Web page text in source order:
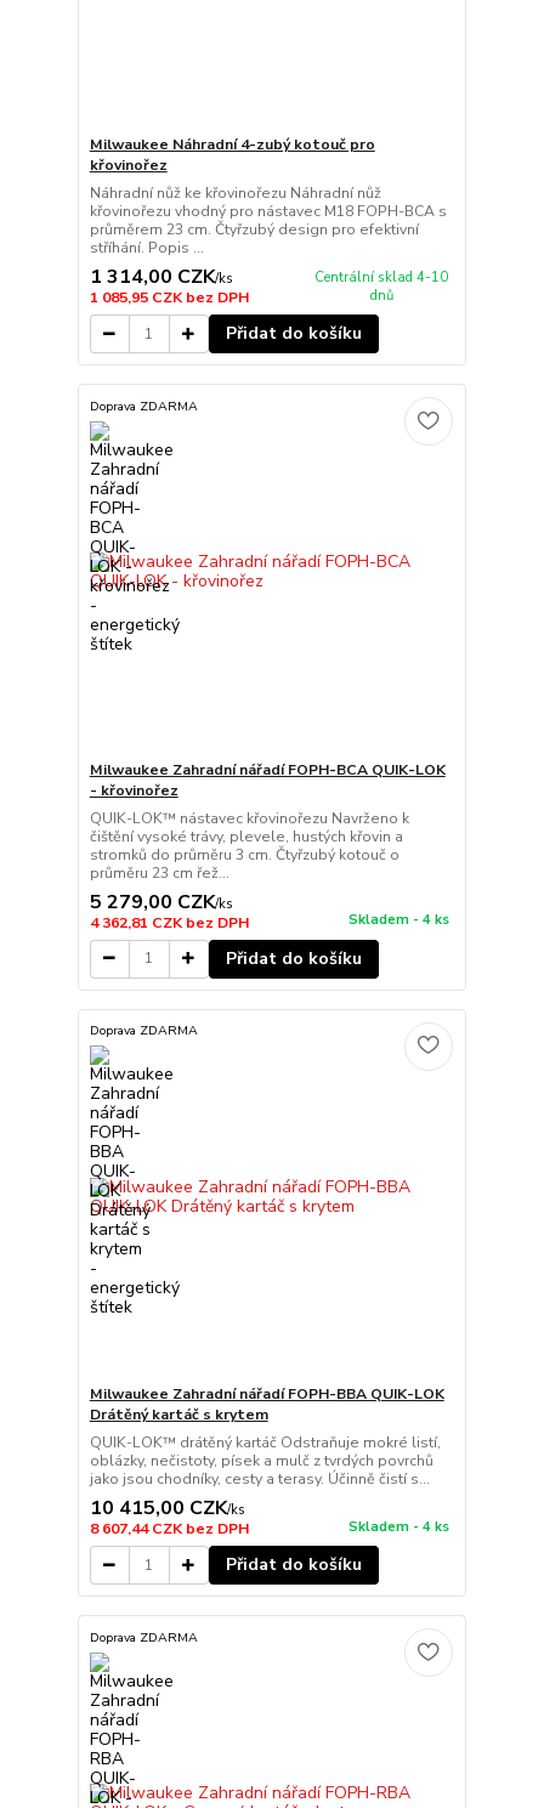
Milwaukee Náhradní 4-zubý kotouč pro
křovinořez
Náhradní nůž ke křovinořezu Náhradní nůž
křovinořezu vhodný pro nástavec M18 FOPH-BCA s
průměrem 23 cm. Čtyřzubý design pro efektivní
stříhání. Popis ...
1 314,00 CZK/ks
1 085,95 CZKbez DPH
Centrální sklad 4-10
dnů
Přidat do košíku
Doprava ZDARMA
Milwaukee Zahradní nářadí FOPH-BCA QUIK-LOK
- křovinořez
QUIK-LOK™ nástavec křovinořezu Navrženo k
čištění vysoké trávy, plevele, hustých křovin a
stromků do průměru 3 cm. Čtyřzubý kotouč o
průměru 23 cm řež...
5 279,00 CZK/ks
4 362,81 CZKbez DPH Skladem - 4 ks
Přidat do košíku
Doprava ZDARMA
Milwaukee Zahradní nářadí FOPH-BBA QUIK-LOK
Drátěný kartáč s krytem
QUIK-LOK™ drátěný kartáč Odstraňuje mokré listí,
oblázky, nečistoty, písek a mulč z tvrdých povrchů
jako jsou chodníky, cesty a terasy. Účinně čistí s...
10 415,00 CZK/ks
8 607,44 CZKbez DPH Skladem - 4 ks
Přidat do košíku
Doprava ZDARMA